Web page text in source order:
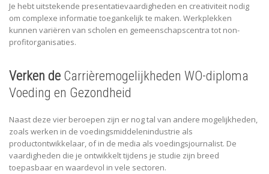
Je hebt uitstekende presentatievaardigheden en creativiteit nodig
om complexe informatie toegankelijk te maken. Werkplekken
kunnen variëren van scholen en gemeenschapscentra tot non-
profitorganisaties.
Verken de Carrièremogelijkheden WO-diploma
Voeding en Gezondheid
Naast deze vier beroepen zijn er nog tal van andere mogelijkheden,
zoals werken in de voedingsmiddelenindustrie als
productontwikkelaar, of in de media als voedingsjournalist. De
vaardigheden die je ontwikkelt tijdens je studie zijn breed
toepasbaar en waardevol in vele sectoren.